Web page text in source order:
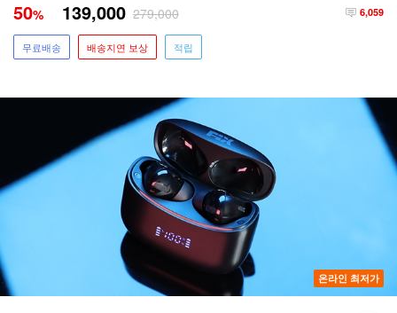
6,059
50% 139,000 279,000
무료배송 배송지연 보상 적립
온라인 최저가